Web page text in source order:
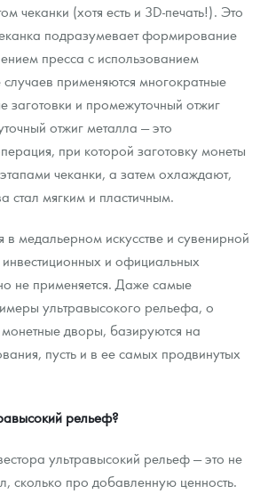
чеканки (хотя есть и 3D-печать!). Это
подразумевает формирование
пресса с использованием
применяются многократные
заготовки и промежуточный отжиг
отжиг металла — это
при которой заготовку монеты
чеканки, а затем охлаждают,
стал мягким и пластичным.
в медальерном искусстве и сувенирной
и официальных
не применяется. Даже самые
ультравысокого рельефа, о
дворы, базируются на
пусть и в ее самых продвинутых
рельеф?
ультравысокий рельеф — это не
сколько про добавленную ценность.